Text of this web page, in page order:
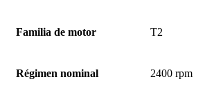
Familia de motor T2
Régimen nominal 2400 rpm